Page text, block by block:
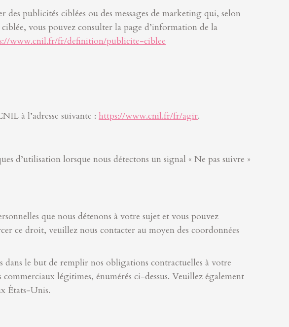
publicités ciblées ou des messages de marketing qui, selon
vous pouvez consulter la page d’information de la
www.cnil.fr/fr/definition/publicite-ciblee
à l’adresse suivante : https://www.cnil.fr/fr/agir.
d’utilisation lorsque nous détectons un signal « Ne pas suivre »
que nous détenons à votre sujet et vous pouvez
ce droit, veuillez nous contacter au moyen des coordonnées
dans le but de remplir nos obligations contractuelles à votre
légitimes, énumérés ci-dessus. Veuillez également
États-Unis.